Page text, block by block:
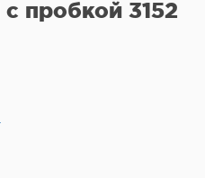
пробкой 3152